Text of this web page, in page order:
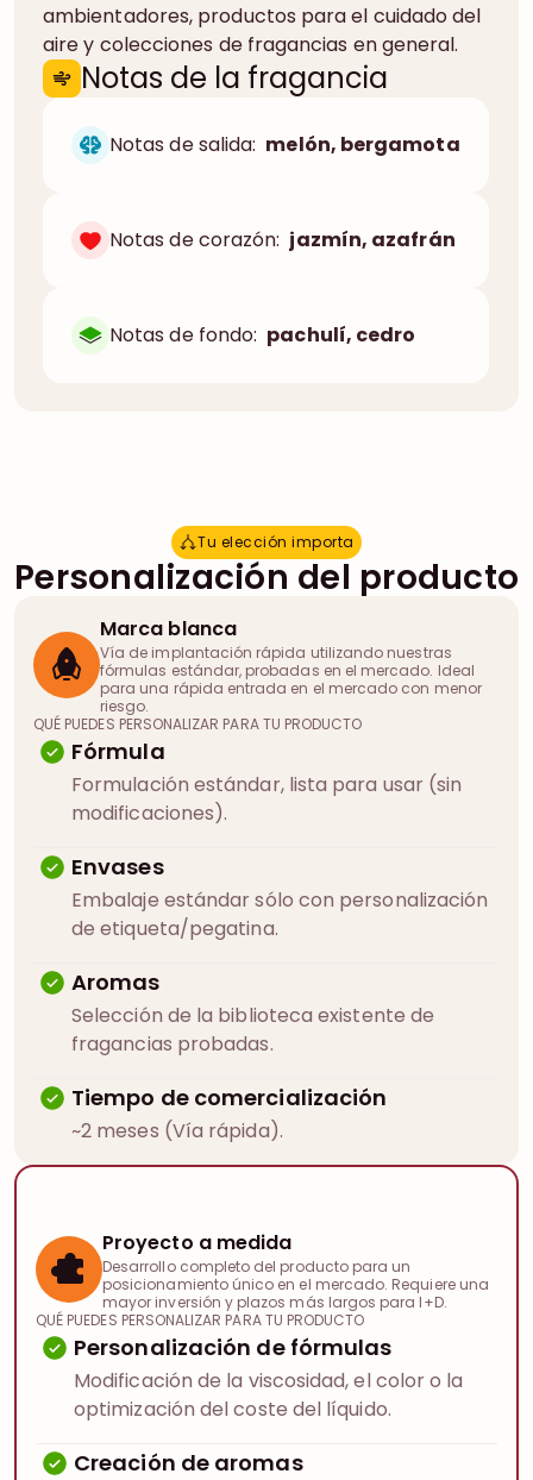
ambientadores, productos para el cuidado del
aire y colecciones de fragancias en general.
Notas de la fragancia
Notas de salida: melón, bergamota
Notas de corazón: jazmín, azafrán
Notas de fondo: pachulí, cedro
Tu elección importa
Tu elección importa
Personalización del producto
Marca blanca
Vía de implantación rápida utilizando nuestras
fórmulas estándar, probadas en el mercado. Ideal
para una rápida entrada en el mercado con menor
riesgo.
QUÉ PUEDES PERSONALIZAR PARA TU PRODUCTO
Fórmula
Formulación estándar, lista para usar (sin
modificaciones).
Envases
Embalaje estándar sólo con personalización
de etiqueta/pegatina.
Aromas
Selección de la biblioteca existente de
fragancias probadas.
Tiempo de comercialización
~2 meses (Vía rápida).
Proyecto a medida
Desarrollo completo del producto para un
posicionamiento único en el mercado. Requiere una
mayor inversión y plazos más largos para I+D.
QUÉ PUEDES PERSONALIZAR PARA TU PRODUCTO
Personalización de fórmulas
Modificación de la viscosidad, el color o la
optimización del coste del líquido.
Creación de aromas